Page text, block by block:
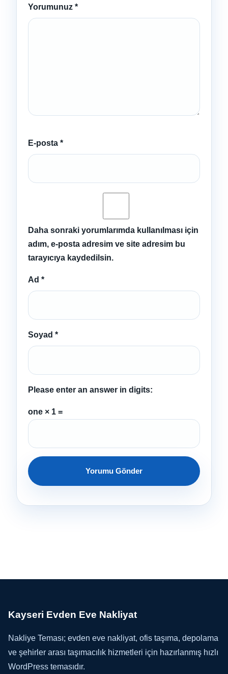
Yorumunuz *
E-posta *
Daha sonraki yorumlarımda kullanılması için
adım, e-posta adresim ve site adresim bu
tarayıcıya kaydedilsin.
Ad *
Soyad *
Please enter an answer in digits:
one × 1 =
Kayseri Evden Eve Nakliyat
Nakliye Teması; evden eve nakliyat, ofis taşıma, depolama
ve şehirler arası taşımacılık hizmetleri için hazırlanmış hızlı
WordPress temasıdır.